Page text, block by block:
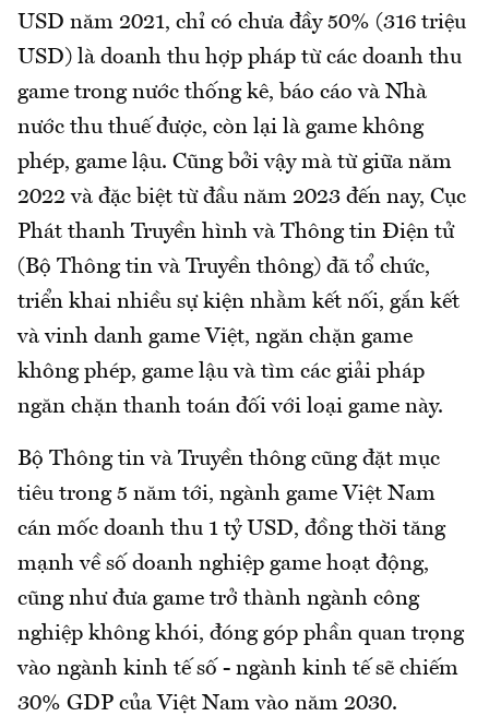
USD năm 2021, chỉ có chưa đầy 50% (316 triệu
USD) là doanh thu hợp pháp từ các doanh thu
game trong nước thống kê, báo cáo và Nhà
nước thu thuế được, còn lại là game không
phép, game lậu. Cũng bởi vậy mà từ giữa năm
2022 và đặc biệt từ đầu năm 2023 đến nay, Cục
Phát thanh Truyền hình và Thông tin Điện tử
(Bộ Thông tin và Truyền thông) đã tổ chức,
triển khai nhiều sự kiện nhằm kết nối, gắn kết
và vinh danh game Việt, ngăn chặn game
không phép, game lậu và tìm các giải pháp
ngăn chặn thanh toán đối với loại game này.
Bộ Thông tin và Truyền thông cũng đặt mục
tiêu trong 5 năm tới, ngành game Việt Nam
cán mốc doanh thu 1 tỷ USD, đồng thời tăng
mạnh về số doanh nghiệp game hoạt động,
cũng như đưa game trở thành ngành công
nghiệp không khói, đóng góp phần quan trọng
vào ngành kinh tế số - ngành kinh tế sẽ chiếm
30% GDP của Việt Nam vào năm 2030.